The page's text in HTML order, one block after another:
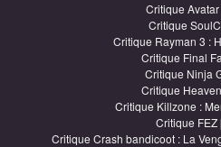
Critique
Critique
Critique Rayman 3 :
Critique Final
Critique Ninja
Critique
Critique Killzone :
Critique FEZ
Critique Crash bandicoot : La